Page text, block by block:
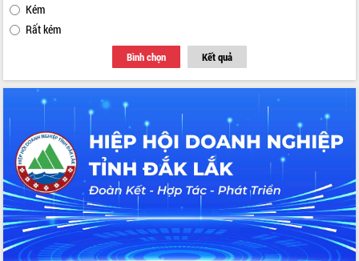
Kém
Rất kém
Bình chọn Kết quả